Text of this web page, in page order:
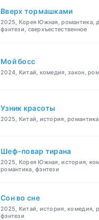
Вверх тормашками
2025, Корея Южная, романтика,
фэнтези, сверхъестественное
Мой босс
2024, Китай, комедия, закон,
Узник красоты
2025, Китай, история,
Шеф-повар тирана
2025, Корея Южная, история,
романтика, фэнтези
Cон во сне
2025, Китай, история, комедия,
фэнтези